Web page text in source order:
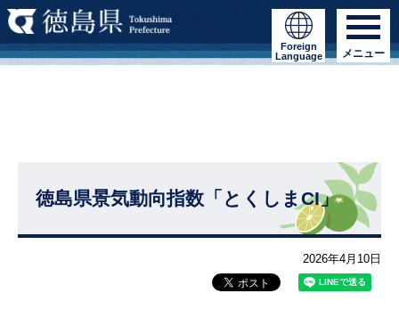
Foreign
Language
メニュー
徳島県景気動向指数「とくしまCI」
2026年4月10日